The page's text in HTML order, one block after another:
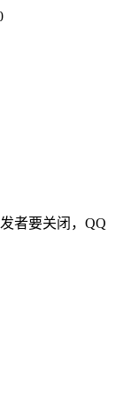
者要关闭，QQ